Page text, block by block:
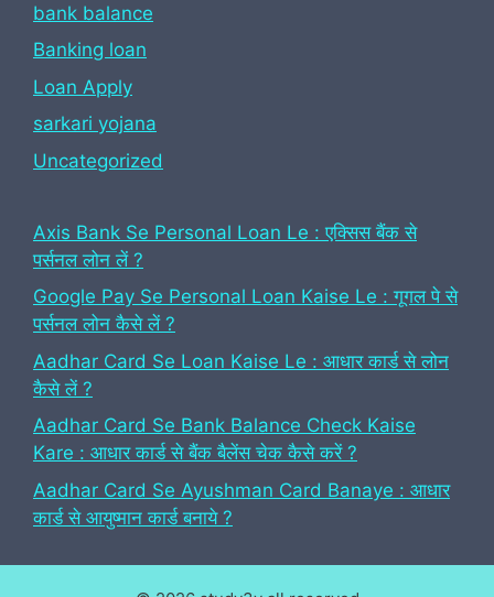
bank balance
Banking loan
Loan Apply
sarkari yojana
Uncategorized
Axis Bank Se Personal Loan Le : एक्सिस बैंक से
पर्सनल लोन लें ?
Google Pay Se Personal Loan Kaise Le : गूगल पे से
पर्सनल लोन कैसे लें ?
Aadhar Card Se Loan Kaise Le : आधार कार्ड से लोन
कैसे लें ?
Aadhar Card Se Bank Balance Check Kaise
Kare : आधार कार्ड से बैंक बैलेंस चेक कैसे करें ?
Aadhar Card Se Ayushman Card Banaye : आधार
कार्ड से आयुष्मान कार्ड बनाये ?